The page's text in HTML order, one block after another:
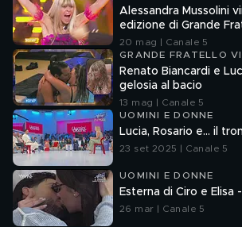
Alessandra Mussolini
edizione di Grande
20 mag | Canale 5
GRANDE FRATELLO
Renato Biancardi e
gelosia al bacio
13 mag | Canale 5
UOMINI E DONNE
Lucia, Rosario e... il
23 set 2025 | Canale 5
UOMINI E DONNE
Esterna di Ciro e Elisa
26 mar | Canale 5